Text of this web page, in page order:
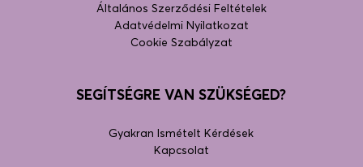
Általános Szerződési Feltételek
Adatvédelmi Nyilatkozat
Cookie Szabályzat
SEGÍTSÉGRE VAN SZÜKSÉGED?
Gyakran Ismételt Kérdések
Kapcsolat